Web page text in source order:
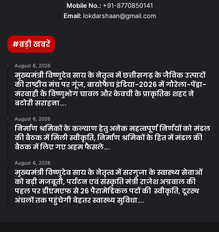
Mobile No.: +91-8770850141
Email: lokdarshaan@gmail.com
#बड़ी खबरें
August 6, 2026
मुख्यमंत्री विष्णुदेव साय के नेतृत्व में छत्तीसगढ़ के जैविक उत्पादों
की राष्ट्रीय मंच पर गूंज, बायोफैच इंडिया-2026 में गौरेला-पेंड्रा-
मरवाही के विष्णुभोग चावल और केवची के प्राकृतिक शहद ने
बटोरी सराहना….
August 6, 2026
निर्माण श्रमिकों के कल्याण हेतु अनेक महत्वपूर्ण निर्णयों को मंडल
की बैठक में मिली स्वीकृति, निर्माण श्रमिकों के हित में मंडल की
बैठक में लिए गए अहम फैसले….
August 6, 2026
मुख्यमंत्री विष्णुदेव साय के नेतृत्व में सरगुजा के स्वास्थ्य सेवाओं
को बड़ी मजबूती, पर्यटन एवं संस्कृति मंत्री राजेश अग्रवाल की
पहल पर डीएमएफ से 26 पैरामेडिकल पदों की स्वीकृति, दूरस्थ
अंचलों तक पहुंचेगी बेहतर स्वास्थ्य सुविधा….